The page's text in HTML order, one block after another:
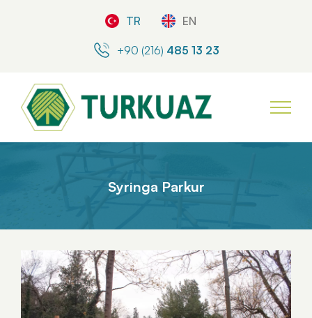
TR EN
+90 (216) 485 13 23
Syringa Parkur